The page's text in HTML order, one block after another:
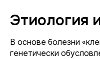
Этиология
В основе болезни
генетически